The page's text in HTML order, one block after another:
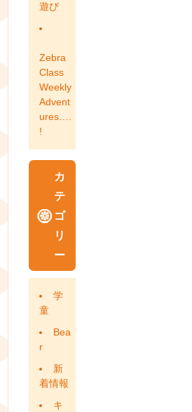
遊び
Zebra
Class
Weekly
Advent
ures….
!
カ
テ
ゴ
リ
ー
学
童
Bea
r
新
着情報
キ